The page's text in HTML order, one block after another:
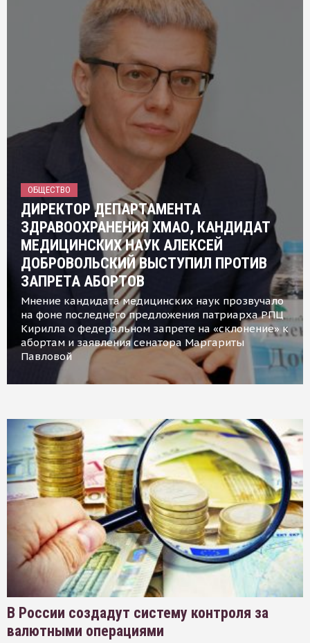
ОБЩЕСТВО
ДИРЕКТОР ДЕПАРТАМЕНТА
ЗДРАВООХРАНЕНИЯ ХМАО, КАНДИДАТ
МЕДИЦИНСКИХ НАУК АЛЕКСЕЙ
ДОБРОВОЛЬСКИЙ ВЫСТУПИЛ ПРОТИВ
ЗАПРЕТА АБОРТОВ
Мнение кандидата медицинских наук прозвучало
на фоне последнего предложения патриарха РПЦ
Кирилла о федеральном запрете на «склонение» к
абортам и заявления сенатора Маргариты
Павловой
В России создадут систему контроля за
валютными операциями